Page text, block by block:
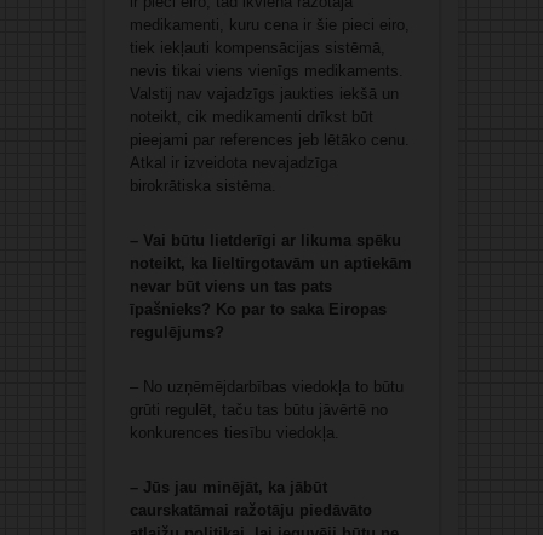
medikamenti, kuru cena ir šie pieci eiro,
tiek iekļauti kompensācijas sistēmā,
nevis tikai viens vienīgs medikaments.
Valstij nav vajadzīgs jaukties iekšā un
noteikt, cik medikamenti drīkst būt
pieejami par references jeb lētāko cenu.
Atkal ir izveidota nevajadzīga
birokrātiska sistēma.
– Vai būtu lietderīgi ar likuma spēku
noteikt, ka lieltirgotavām un aptiekām
nevar būt viens un tas pats
īpašnieks? Ko par to saka Eiropas
regulējums?
– No uzņēmējdarbības viedokļa to būtu
grūti regulēt, taču tas būtu jāvērtē no
konkurences tiesību viedokļa.
– Jūs jau minējāt, ka jābūt
caurskatāmai ražotāju piedāvāto